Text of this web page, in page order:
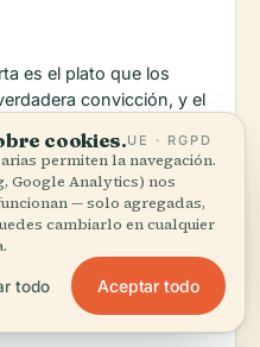
es el plato que los
convicción, y el
cuando quiere un solo
café o un almuerzo
tiene pequeñas
popular entre
decir más que
cookies.UE · RGPD
permiten la navegación.
Google Analytics) nos
— solo agregadas,
cambiarlo en cualquier
todo Aceptar todo